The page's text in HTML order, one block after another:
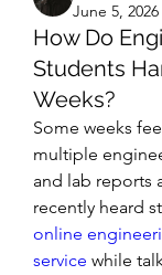
June 5, 2026
How Do
Students
Weeks?
Some weeks
multiple
and lab reports
online
service while